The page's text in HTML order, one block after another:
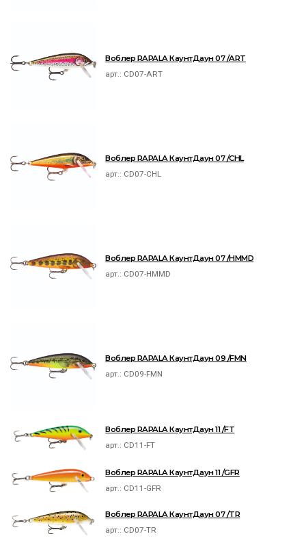
Воблер RAPALA КаунтДаун 07 /ART
арт.: CD07-ART
Воблер RAPALA КаунтДаун 07 /CHL
арт.: CD07-CHL
Воблер RAPALA КаунтДаун 07 /HMMD
арт.: CD07-HMMD
Воблер RAPALA КаунтДаун 09 /FMN
арт.: CD09-FMN
Воблер RAPALA КаунтДаун 11 /FT
арт.: CD11-FT
Воблер RAPALA КаунтДаун 11 /GFR
арт.: CD11-GFR
Воблер RAPALA КаунтДаун 07 /TR
арт.: CD07-TR